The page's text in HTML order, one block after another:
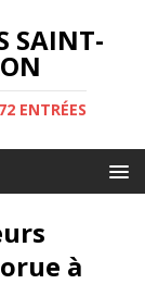
SAINT-
ENTRÉES
à